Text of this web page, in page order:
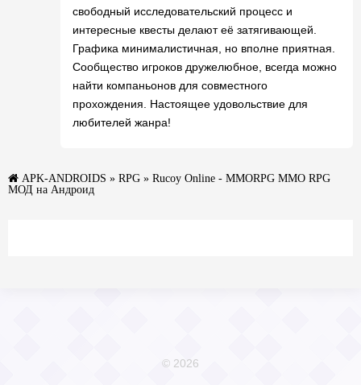
свободный исследовательский процесс и
интересные квесты делают её затягивающей.
Графика минималистичная, но вполне приятная.
Сообщество игроков дружелюбное, всегда можно
найти компаньонов для совместного
прохождения. Настоящее удовольствие для
любителей жанра!
APK-ANDROIDS » RPG » Rucoy Online - MMORPG MMO RPG
МОД на Андроид
© 2026